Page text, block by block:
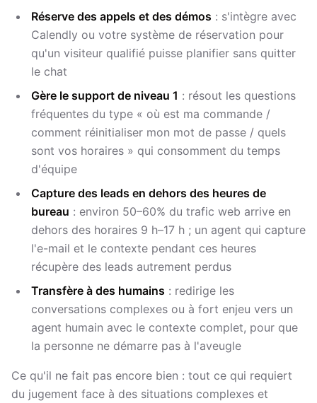
Réserve des appels et des démos : s'intègre avec
Calendly ou votre système de réservation pour
qu'un visiteur qualifié puisse planifier sans quitter
le chat
Gère le support de niveau 1 : résout les questions
fréquentes du type « où est ma commande /
comment réinitialiser mon mot de passe / quels
sont vos horaires » qui consomment du temps
d'équipe
Capture des leads en dehors des heures de
bureau : environ 50–60% du trafic web arrive en
dehors des horaires 9 h–17 h ; un agent qui capture
l'e-mail et le contexte pendant ces heures
récupère des leads autrement perdus
Transfère à des humains : redirige les
conversations complexes ou à fort enjeu vers un
agent humain avec le contexte complet, pour que
la personne ne démarre pas à l'aveugle
Ce qu'il ne fait pas encore bien : tout ce qui requiert
du jugement face à des situations complexes et